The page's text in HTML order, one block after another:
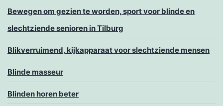
Bewegen om gezien te worden, sport voor blinde en
slechtziende senioren in Tilburg
Blikverruimend, kijkapparaat voor slechtziende mensen
Blinde masseur
Blinden horen beter